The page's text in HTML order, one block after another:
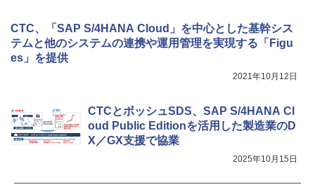
CTC、「SAP S/4HANA Cloud」を中心とした基幹シス
テムと他のシステムの連携や運用管理を実現する「Figu
es」を提供
2021年10月12日
CTCとボッシュSDS、SAP S/4HANA Cl
oud Public Editionを活用した製造業のD
X／GX支援で協業
2025年10月15日